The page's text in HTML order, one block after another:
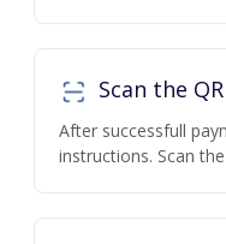
Scan the
After successfull
instructions. Scan